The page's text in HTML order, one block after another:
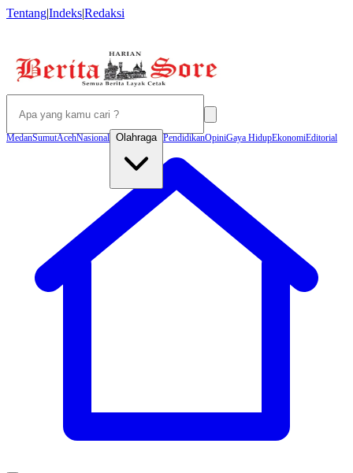
Tentang|Indeks|Redaksi
MedanSumutAcehNasional Olahraga PendidikanOpiniGaya HidupEkonomiEditorial